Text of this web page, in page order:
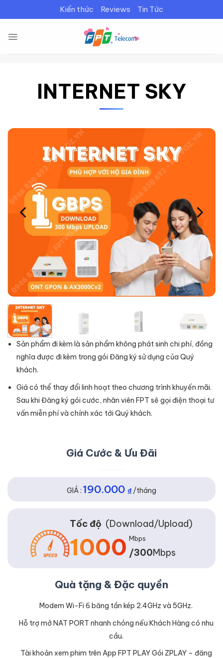
nội
Kiến thức Reviews Tin Tức
INTERNET SKY
Sản phẩm đi kèm là sản phẩm không phát sinh chi phí, đồng
nghĩa được đi kèm trong gói Đăng ký sử dụng của Quý
khách.
Giá có thể thay đổi linh hoạt theo chương trình khuyến mãi.
Sau khi Đăng ký gói cước, nhân viên FPT sẽ gọi điện thoại tư
vấn miễn phí và chính xác tới Quý khách.
Giá Cước & Ưu Đãi
GIÁ : 190.000 ₫/tháng
Tốc độ (Download/Upload)
1000 Mbps
/300Mbps
Quà tặng & Đặc quyền
Modem Wi-Fi 6 băng tần kép 2.4GHz và 5GHz.
Hỗ trợ mở NAT PORT nhanh chóng nếu Khách Hàng có nhu
cầu.
Tài khoản xem phim trên App FPT PLAY Gói ZPLAY – đăng